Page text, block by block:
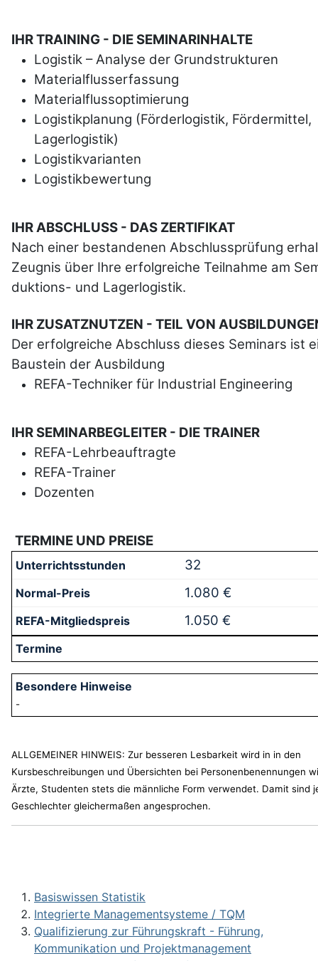
IHR TRAINING - DIE SEMINARINHALTE
Logistik – Analyse der Grundstrukturen
Materialflusserfassung
Materialflussoptimierung
Logistikplanung (Förderlogistik, Fördermittel,
Lagerlogistik)
Logistikvarianten
Logistikbewertung
IHR ABSCHLUSS - DAS ZERTIFIKAT
Nach einer bestandenen Abschluss­prüfung
Zeug­nis über Ihre erfolgreiche Teilnahme am
duktions- und Lager­logistik.
IHR ZUSATZNUTZEN - TEIL VON
Der erfolgreiche Abschluss dieses Seminars ist
Baustein der Ausbildung
REFA-Techniker für Industrial Engineering
IHR SEMINARBEGLEITER - DIE TRAINER
REFA-Lehrbeauftragte
REFA-Trainer
Dozenten
TERMINE UND PREISE
32
1.080 €
1.050 €
-
ALLGEMEINER HINWEIS: Zur besseren Lesbarkeit wird in in den
Kursbeschreibungen und Übersichten bei Personenbenennungen
Ärzte, Studenten stets die männliche Form verwendet. Damit sind
Geschlechter gleichermaßen angesprochen.
Basiswissen Statistik
Integrierte Managementsysteme / TQM
Qualifizierung zur Führungskraft - Führung,
Kommunikation und Projektmanagement